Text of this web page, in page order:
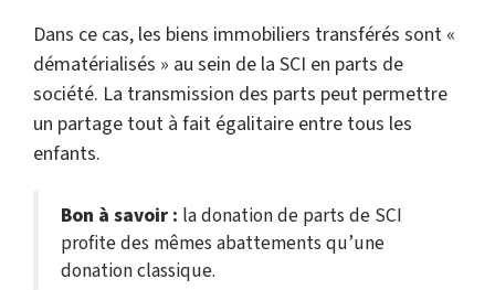
Dans ce cas, les biens immobiliers transférés sont «
dématérialisés » au sein de la SCI en parts de
société. La transmission des parts peut permettre
un partage tout à fait égalitaire entre tous les
enfants.
Bon à savoir : la donation de parts de SCI
profite des mêmes abattements qu’une
donation classique.